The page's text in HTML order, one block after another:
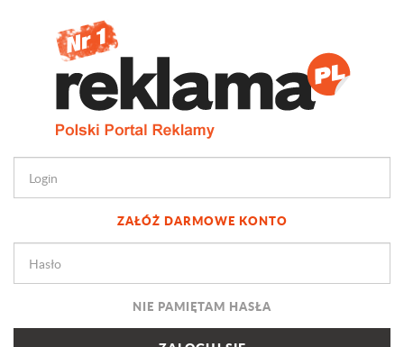
ZAŁÓŻ DARMOWE KONTO
NIE PAMIĘTAM HASŁA